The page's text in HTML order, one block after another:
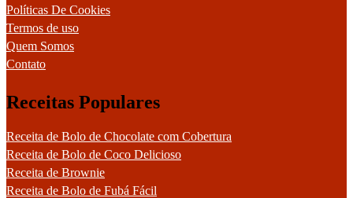
Políticas De Cookies
Termos de uso
Quem Somos
Contato
Receitas Populares
Receita de Bolo de Chocolate com Cobertura
Receita de Bolo de Coco Delicioso
Receita de Brownie
Receita de Bolo de Fubá Fácil